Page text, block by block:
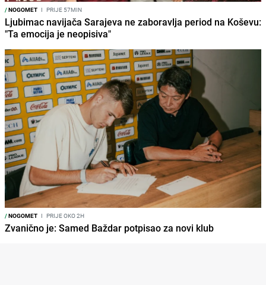
/NOGOMET I PRIJE 57MIN
Ljubimac navijača Sarajeva ne zaboravlja period na Koševu:
"Ta emocija je neopisiva"
/NOGOMET I PRIJE OKO 2H
Zvanično je: Samed Baždar potpisao za novi klub